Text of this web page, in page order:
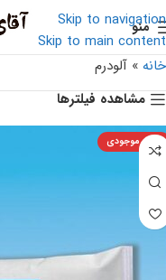
Skip to navigation
Skip to main content
منو
خانه » آلودرم
مشاهده فیلترها
اتمام موجودی